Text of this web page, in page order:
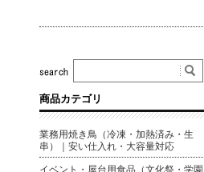
商品カテゴリ
業務用焼き鳥（冷凍・加熱済み・生
串）｜安い仕入れ・大容量対応
イベント・屋台用食品（文化祭・学園